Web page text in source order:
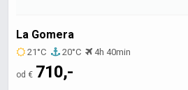
La Gomera
21°C 20°C 4h 40min
od € 710,-